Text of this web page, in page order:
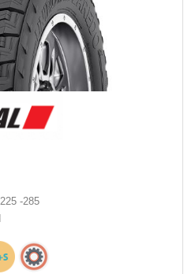
225 -285